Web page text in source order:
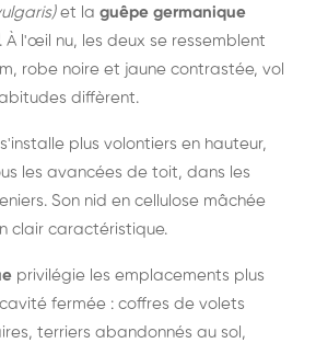
et la guêpe germanique
. À l'œil nu, les deux se ressemblent
robe noire et jaune contrastée, vol
diffèrent.
s'installe plus volontiers en hauteur,
les avancées de toit, dans les
Son nid en cellulose mâchée
clair caractéristique.
privilégie les emplacements plus
fermée : coffres de volets
terriers abandonnés au sol,